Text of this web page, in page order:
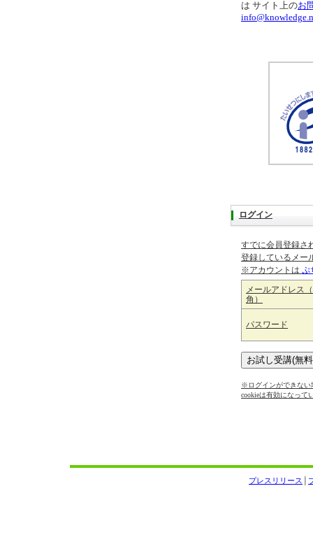
は サイト上のお
ログイン
すでに会員登録さ
登録しているメー
※アカウントは ぷ
メールアドレス
角）
パスワード
※ログインができない
cookieは有効になって
プレスリリース